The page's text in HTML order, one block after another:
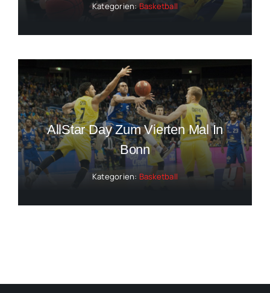
Kategorien:Basketball
AllStar Day Zum Vierten Mal In
Bonn
Kategorien: Basketball